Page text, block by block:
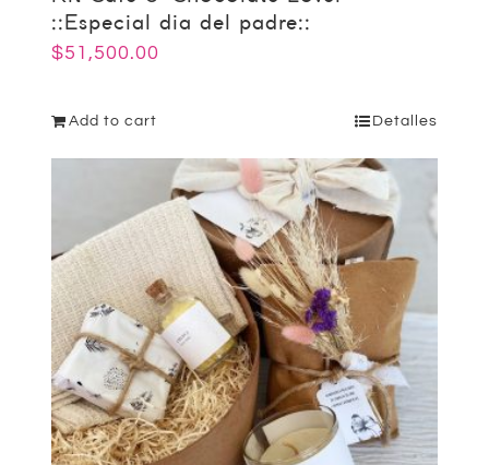
::Especial dia del padre::
$51,500.00
Add to cart Detalles